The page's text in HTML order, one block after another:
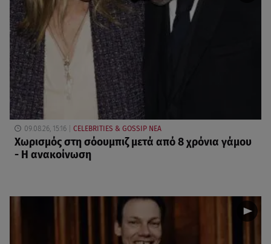
09.08.26, 15:16 CELEBRITIES & GOSSIP ΝΕΑ
Χωρισμός στη σόουμπιζ μετά από 8 χρόνια γάμου
- Η ανακοίνωση